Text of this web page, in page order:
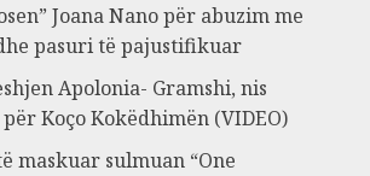
Joana Nano për abuzim me
pasuri të pajustifikuar
Apolonia- Gramshi, nis
Koço Kokëdhimën (VIDEO)
maskuar sulmuan “One